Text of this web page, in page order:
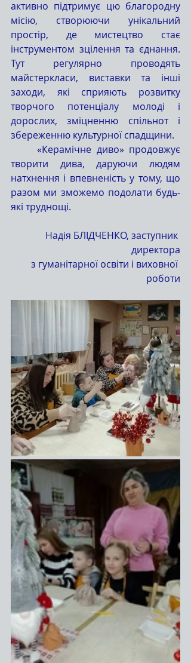
активно підтримує цю благородну
місію, створюючи унікальний
простір, де мистецтво стає
інструментом зцілення та єднання.
Тут регулярно проводять
майстеркласи, виставки та інші
заходи, які сприяють розвитку
творчого потенціалу молоді і
дорослих, зміцненню спільнот і
збереженню культурної спадщини.
	«Керамічне диво» продовжує
творити дива, даруючи людям
натхнення і впевненість у тому, що
разом ми зможемо подолати будь-
які труднощі.
Надія БЛІДЧЕНКО, заступник
директора
з гуманітарної освіти і виховної
роботи